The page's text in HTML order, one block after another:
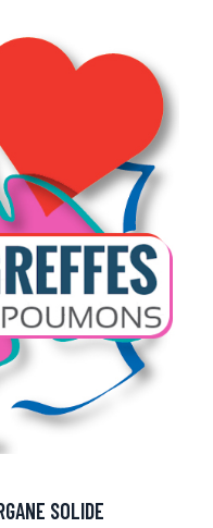
SOLIDE